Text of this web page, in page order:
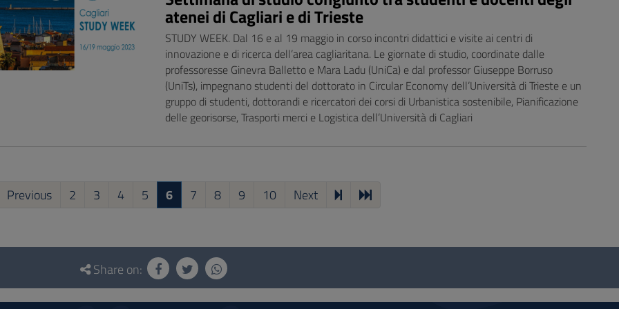
atenei di Cagliari e di Trieste
STUDY WEEK. Dal 16 e al 19 maggio in corso incontri didattici e visite ai centri di
innovazione e di ricerca dell’area cagliaritana. Le giornate di studio, coordinate dalle
professoresse Ginevra Balletto e Mara Ladu (UniCa) e dal professor Giuseppe Borruso
(UniTs), impegnano studenti del dottorato in Circular Economy dell’Università di Trieste e un
gruppo di studenti, dottorandi e ricercatori dei corsi di Urbanistica sostenibile, Pianificazione
delle georisorse, Trasporti merci e Logistica dell’Università di Cagliari
Previous 2 3 4 5 6 7 8 9 10 Next
Share on: